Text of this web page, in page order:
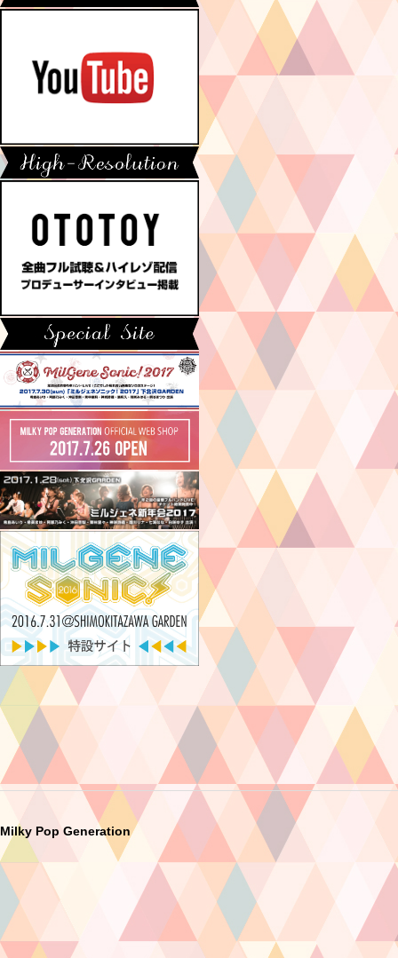
Milky Pop Generation